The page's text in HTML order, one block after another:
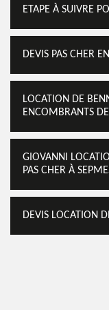
ETAPE À SUIVRE
DEVIS PAS CHER
LOCATION DE
ENCOMBRANTS
GIOVANNI
PAS CHER À
DEVIS LOCATION